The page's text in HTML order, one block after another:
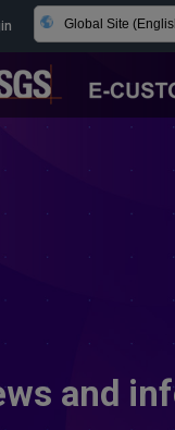
Global Site
and